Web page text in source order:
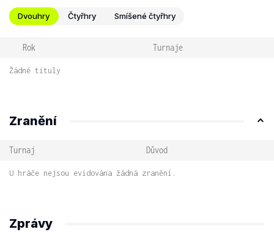
Dvouhry Čtyřhry Smíšené čtyřhry
Rok Turnaje
Žádné tituly
Zranění
Turnaj Důvod
U hráče nejsou evidována žádná zranění.
Zprávy